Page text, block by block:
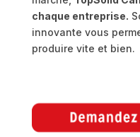
chaque entreprise.
innovante vous
produire vite et bien.